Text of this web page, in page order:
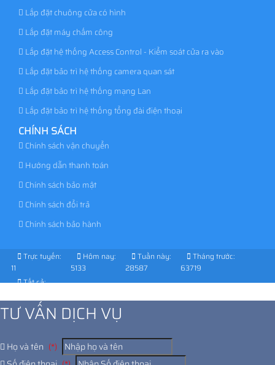
Lắp đặt chuông cửa có hình
Lắp đặt máy chấm công
Lắp đặt hệ thống Access Control - Kiểm soát cửa ra vào
Lắp đặt bảo trì hệ thống camera quan sát
Lắp đặt bảo trì hệ thống mạng Lan
Lắp đặt bảo trì hệ thống tổng đài điện thoại
CHÍNH SÁCH
Chính sách vận chuyển
Hướng dẫn thanh toán
Chính sách bảo mật
Chính sách đổi trả
Chính sách bảo hành
Trực tuyến:
11
Hôm nay:
5133
Tuần này:
28587
Tháng trước:
63719
Tất cả:
TƯ VẤN DỊCH VỤ
Họ và tên (*)